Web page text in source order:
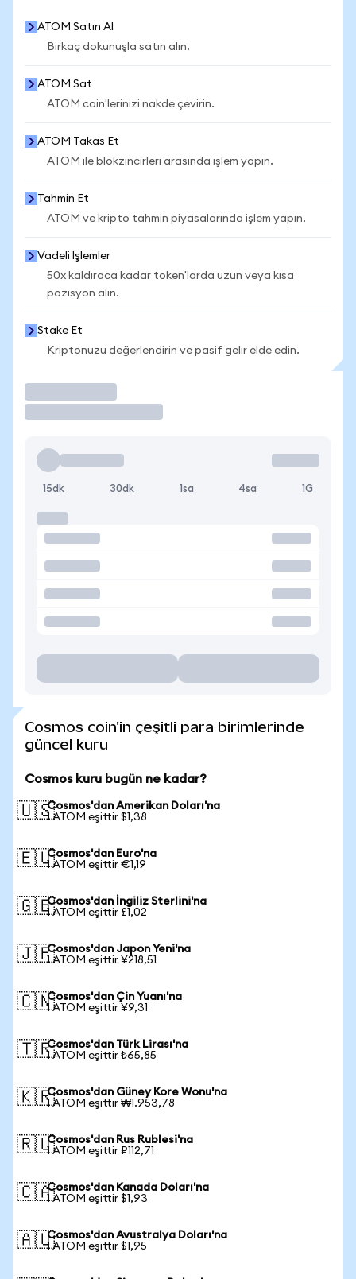
ATOM Satın Al
Birkaç dokunuşla satın alın.
ATOM Sat
ATOM coin'lerinizi nakde çevirin.
ATOM Takas Et
ATOM ile blokzincirleri arasında işlem yapın.
Tahmin Et
ATOM ve kripto tahmin piyasalarında işlem yapın.
Vadeli İşlemler
50x kaldıraca kadar token'larda uzun veya kısa
pozisyon alın.
Stake Et
Kriptonuzu değerlendirin ve pasif gelir elde edin.
15dk 30dk 1sa 4sa 1G
Cosmos coin'in çeşitli para birimlerinde
güncel kuru
Cosmos kuru bugün ne kadar?
🇺🇸Cosmos'dan Amerikan Doları'na
1 ATOM eşittir $1,38
🇪🇺Cosmos'dan Euro'na
1 ATOM eşittir €1,19
🇬🇧Cosmos'dan İngiliz Sterlini'na
1 ATOM eşittir £1,02
🇯🇵Cosmos'dan Japon Yeni'na
1 ATOM eşittir ¥218,51
🇨🇳Cosmos'dan Çin Yuanı'na
1 ATOM eşittir ¥9,31
🇹🇷Cosmos'dan Türk Lirası'na
1 ATOM eşittir ₺65,85
🇰🇷Cosmos'dan Güney Kore Wonu'na
1 ATOM eşittir ₩1.953,78
🇷🇺Cosmos'dan Rus Rublesi'na
1 ATOM eşittir ₽112,71
🇨🇦Cosmos'dan Kanada Doları'na
1 ATOM eşittir $1,93
🇦🇺Cosmos'dan Avustralya Doları'na
1 ATOM eşittir $1,95